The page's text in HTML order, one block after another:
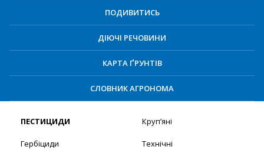
ПОДИВИТИСЬ
ДІЮЧІ РЕЧОВИНИ
КАРТА ҐРУНТІВ
СЛОВНИК АГРОНОМА
ПЕСТИЦИДИ
Гербіциди
Круп’яні
Технічні